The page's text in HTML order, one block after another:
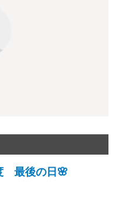
最後の日🌸